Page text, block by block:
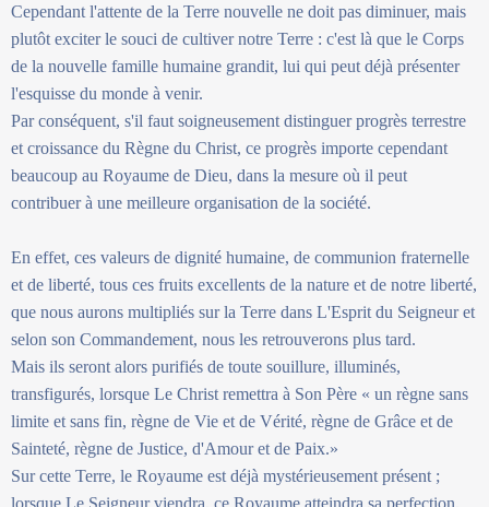
Cependant l'attente de la Terre nouvelle ne doit pas diminuer, mais
plutôt exciter le souci de cultiver notre Terre : c'est là que le Corps
de la nouvelle famille humaine grandit, lui qui peut déjà présenter
l'esquisse du monde à venir.
Par conséquent, s'il faut soigneusement distinguer progrès terrestre
et croissance du Règne du Christ, ce progrès importe cependant
beaucoup au Royaume de Dieu, dans la mesure où il peut
contribuer à une meilleure organisation de la société.
En effet, ces valeurs de dignité humaine, de communion fraternelle
et de liberté, tous ces fruits excellents de la nature et de notre liberté,
que nous aurons multipliés sur la Terre dans L'Esprit du Seigneur et
selon son Commandement, nous les retrouverons plus tard.
Mais ils seront alors purifiés de toute souillure, illuminés,
transfigurés, lorsque Le Christ remettra à Son Père « un règne sans
limite et sans fin, règne de Vie et de Vérité, règne de Grâce et de
Sainteté, règne de Justice, d'Amour et de Paix.»
Sur cette Terre, le Royaume est déjà mystérieusement présent ;
lorsque Le Seigneur viendra, ce Royaume atteindra sa perfection.